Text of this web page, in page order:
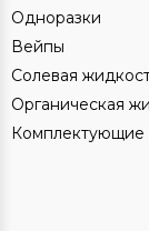
Одноразки
Вейпы
Солевая
Органическая
Комплектующие